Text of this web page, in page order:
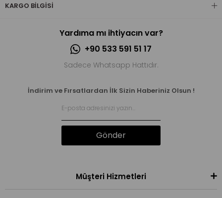
KARGO BILGISI
Yardıma mı ihtiyacın var?
+90 533 591 51 17
Sadece Whatsapp Hattıdır.
İndirim ve Fırsatlardan İlk Sizin Haberiniz Olsun !
Gönder
Müşteri Hizmetleri